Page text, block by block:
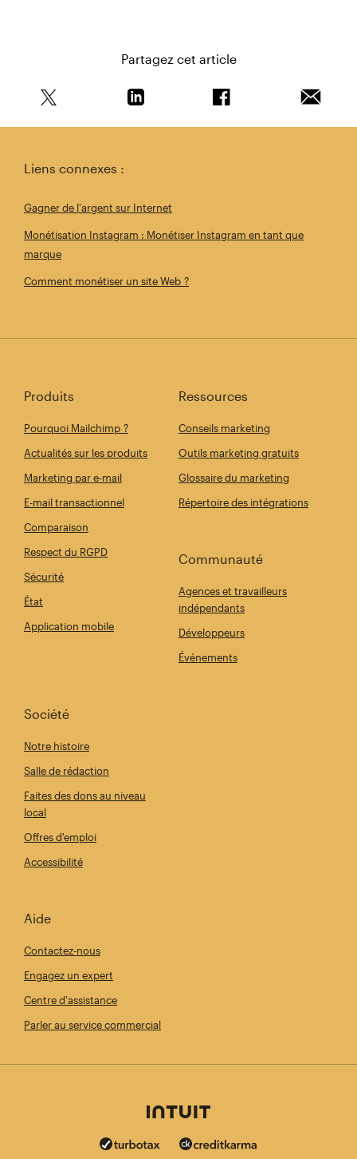
Partagez cet article
Liens connexes :
Gagner de l'argent sur Internet
Monétisation Instagram : Monétiser Instagram en tant que
marque
Comment monétiser un site Web ?
Produits
Pourquoi Mailchimp ?
Actualités sur les produits
Marketing par e-mail
E-mail transactionnel
Comparaison
Respect du RGPD
Sécurité
État
Application mobile
Ressources
Conseils marketing
Outils marketing gratuits
Glossaire du marketing
Répertoire des intégrations
Communauté
Agences et travailleurs
indépendants
Développeurs
Événements
Société
Notre histoire
Salle de rédaction
Faites des dons au niveau
local
Offres d'emploi
Accessibilité
Aide
Contactez-nous
Engagez un expert
Centre d'assistance
Parler au service commercial